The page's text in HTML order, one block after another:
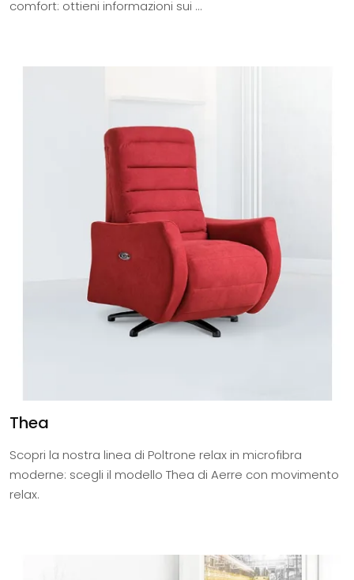
comfort: ottieni informazioni sui ...
Thea
Scopri la nostra linea di Poltrone relax in microfibra
moderne: scegli il modello Thea di Aerre con movimento
relax.